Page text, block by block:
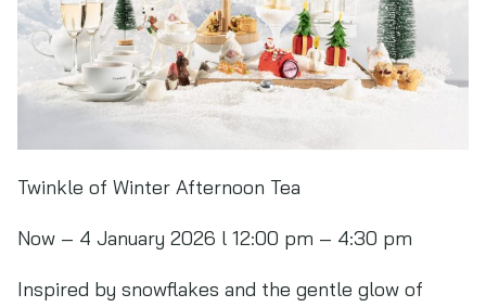
Twinkle of Winter Afternoon Tea
Now – 4 January 2026 l 12:00 pm – 4:30 pm
Inspired by snowflakes and the gentle glow of